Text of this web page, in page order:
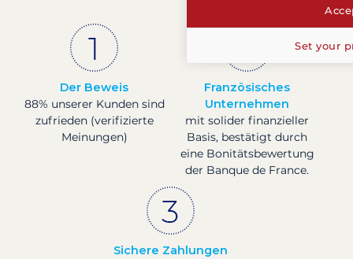
Der Beweis
88% unserer Kunden sind
zufrieden (verifizierte
Meinungen)
Französisches
Unternehmen
mit solider finanzieller
Basis, bestätigt durch
eine Bonitätsbewertung
der Banque de France.
Sichere Zahlungen
Set your